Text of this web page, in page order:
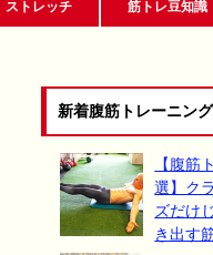
ストレッチ 筋トレ豆知識
新着腹筋トレーニング
【腹筋
選】ク
ズだけ
き出す